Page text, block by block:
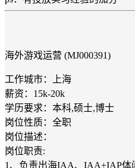
海外游戏运营 (MJ000391)
工作城市：上海
薪资：15k-20k
学历要求：本科,硕士,博士
岗位性质：全职
岗位描述：
岗位职责:
1、负责出海IAA、IAA+IAP体